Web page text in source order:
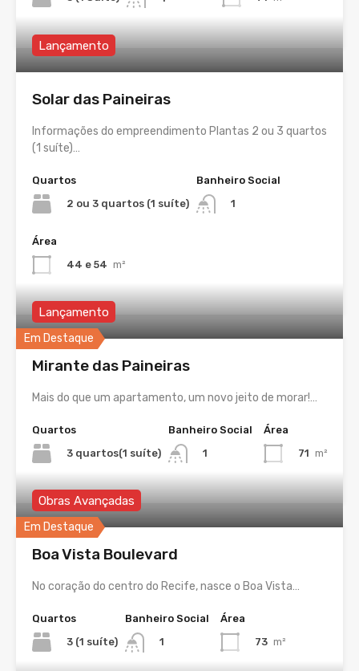
Lançamento
Solar das Paineiras
Informações do empreendimento Plantas 2 ou 3 quartos
(1 suíte)…
Quartos
2 ou 3 quartos (1 suíte)
Banheiro Social
1
Área
44 e 54 m²
Em Destaque
Lançamento
Mirante das Paineiras
Mais do que um apartamento, um novo jeito de morar!…
Quartos
3 quartos(1 suíte)
Banheiro Social
1
Área
71 m²
Em Destaque
Obras Avançadas
Boa Vista Boulevard
No coração do centro do Recife, nasce o Boa Vista…
Quartos
3 (1 suíte)
Banheiro Social
1
Área
73 m²